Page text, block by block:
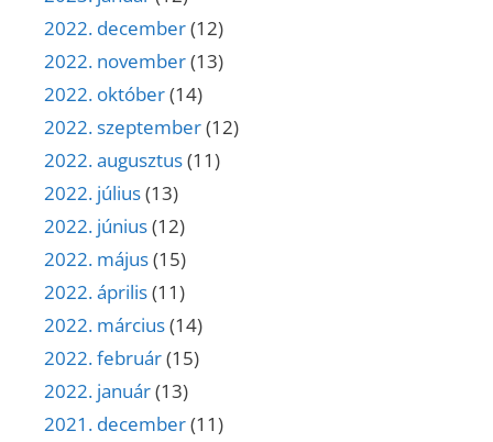
2022. december(12)
2022. november(13)
2022. október(14)
2022. szeptember(12)
2022. augusztus(11)
2022. július(13)
2022. június(12)
2022. május(15)
2022. április(11)
2022. március(14)
2022. február(15)
2022. január(13)
2021. december(11)